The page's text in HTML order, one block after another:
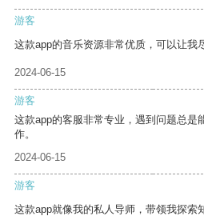
游客
这款app的音乐资源非常优质，可以让我
2024-06-15
游客
这款app的客服非常专业，遇到问题总是
作。
2024-06-15
游客
这款app就像我的私人导师，带领我探索